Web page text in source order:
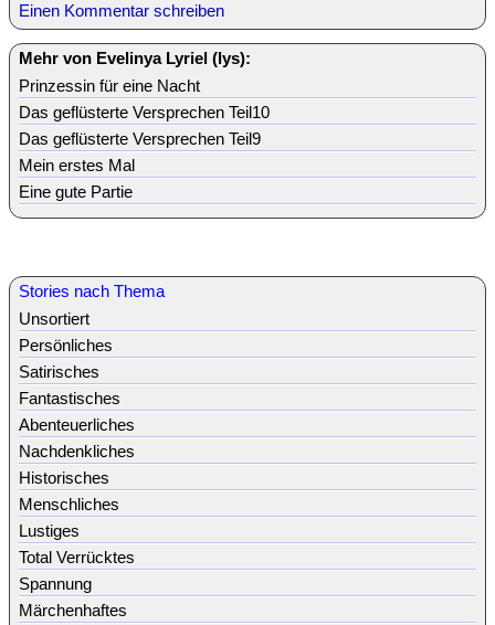
Einen Kommentar schreiben
Mehr von Evelinya Lyriel (lys):
Prinzessin für eine Nacht
Das geflüsterte Versprechen Teil10
Das geflüsterte Versprechen Teil9
Mein erstes Mal
Eine gute Partie
Stories nach Thema
Unsortiert
Persönliches
Satirisches
Fantastisches
Abenteuerliches
Nachdenkliches
Historisches
Menschliches
Lustiges
Total Verrücktes
Spannung
Märchenhaftes